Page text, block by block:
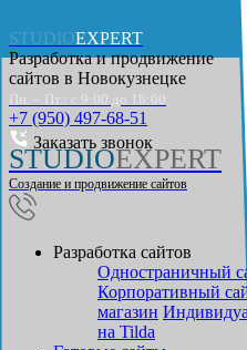
STUDIOEXPERT
Разработка и продвижение
сайтов в Новокузнецке
Пн. – Пт.: с 9:00 до 18:00
+7 (950) 497-68-51
Заказать звонок
STUDIOEXPERT
Создание и продвижение сайтов
Разработка сайтов
Одностраничный
Корпоративный
магазин
на Tilda